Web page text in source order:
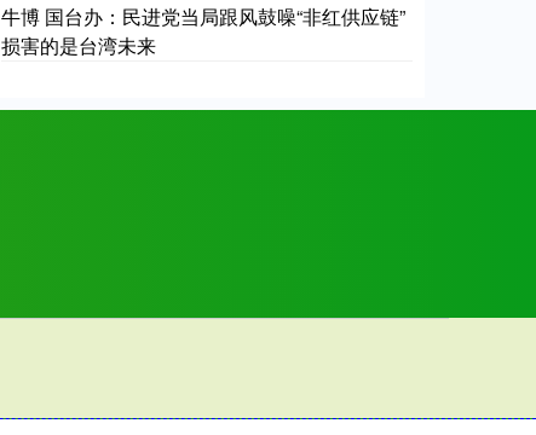
牛博 国台办：民进党当局跟风鼓噪“非红供应链”
损害的是台湾未来